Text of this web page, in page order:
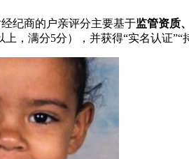
纪商的户亲评分主要基于监管资质
，满分5分），并获得“实名认证”“